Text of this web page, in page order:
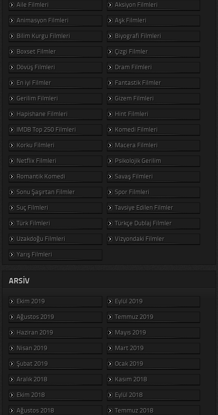
Aile Filmleri
Aksiyon Filmleri
Animasyon Filmleri
Aşk Filmleri
Bilim Kurgu Filmleri
Biyografi Filmleri
Boxset Filmler
Çizgi Filmler
Dövüş Filmleri
Dram Filmleri
En iyi Filmler
Fantastik Filmler
Gerilim Filmleri
Gizem Filmleri
Hapishane Filmleri
Hint Filmleri
IMDB Top 250 Filmleri
Komedi Filmleri
Korku Filmleri
Macera Filmleri
Netflix Filmleri
Psikolojik Gerilim
Romantik Komedi
Savaş Filmleri
Sonu Şaşırtan Filmler
Spor Filmleri
Suç Filmleri
Tavsiye Edilen Filmler
Türk Filmleri
Türkçe Dublaj Filmler
Uzakdoğu Filmleri
Vizyondaki Filmler
Yarış Filmleri
ARSIV
Ekim 2019
Eylül 2019
Ağustos 2019
Temmuz 2019
Haziran 2019
Mayıs 2019
Nisan 2019
Mart 2019
Şubat 2019
Ocak 2019
Aralık 2018
Kasım 2018
Ekim 2018
Eylül 2018
Ağustos 2018
Temmuz 2018